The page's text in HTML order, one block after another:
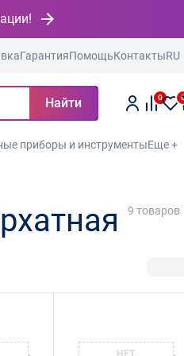
ГарантияПомощьКонтактыRU
Найти 0
приборы и инструментыЕще +
9 товаров
НЕТ